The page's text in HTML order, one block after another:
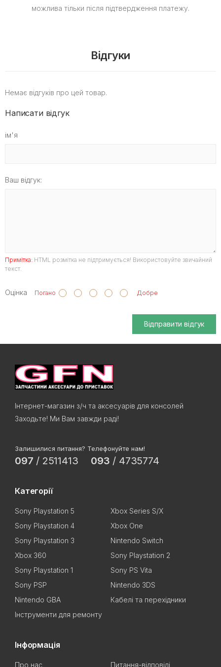
можлива тільки після підтвердження платежу.
Відгуки
Немає відгуків про цей товар.
Написати відгук
ім'я
Ваш відгук:
Примітка: HTML розмітка не підтримується! Використовуйте звичайний
текст.
Оцінка Погано Добре
Відправити відгук
Інтернет-магазин з/ч та аксесуарів для консолей
Заходьте! Ми Вам завжди раді!
Залишилися питання? Телефонуйте нам!
097 / 2511413 093 / 4735774
Категорії
Sony Playstation 5
Xbox Series S/X
Sony Playstation 4
Xbox One
Sony Playstation 3
Nintendo Switch
Xbox 360
Sony Playstation 2
Sony Playstation 1
Sony PS Vita
Sony PSP
Nintendo 3DS
Nintendo GBA
Кабелі та перехідники
Інструменти для ремонту
Інформація
Про нас Питання-відповіді